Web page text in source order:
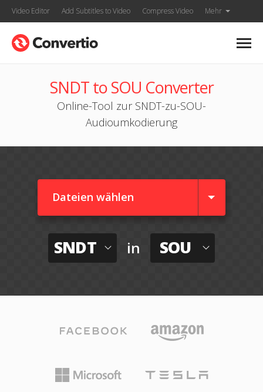
Video Editor Add Subtitles to Video Compress Video Mehr
SNDT to SOU Converter
Online-Tool zur SNDT-zu-SOU-
Audioumkodierung
Dateien wählen
SNDT in SOU